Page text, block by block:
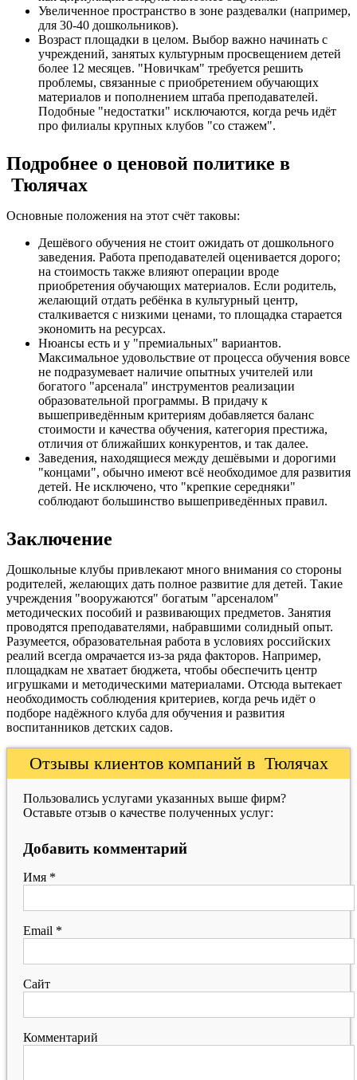
Увеличенное пространство в зоне раздевалки (например,
для 30-40 дошкольников).
Возраст площадки в целом. Выбор важно начинать с
учреждений, занятых культурным просвещением детей
более 12 месяцев. "Новичкам" требуется решить
проблемы, связанные с приобретением обучающих
материалов и пополнением штаба преподавателей.
Подобные "недостатки" исключаются, когда речь идёт
про филиалы крупных клубов "со стажем".
Подробнее о ценовой политике в
Тюлячах
Основные положения на этот счёт таковы:
Дешёвого обучения не стоит ожидать от дошкольного
заведения. Работа преподавателей оценивается дорого;
на стоимость также влияют операции вроде
приобретения обучающих материалов. Если родитель,
желающий отдать ребёнка в культурный центр,
сталкивается с низкими ценами, то площадка старается
экономить на ресурсах.
Нюансы есть и у "премиальных" вариантов.
Максимальное удовольствие от процесса обучения вовсе
не подразумевает наличие опытных учителей или
богатого "арсенала" инструментов реализации
образовательной программы. В придачу к
вышеприведённым критериям добавляется баланс
стоимости и качества обучения, категория престижа,
отличия от ближайших конкурентов, и так далее.
Заведения, находящиеся между дешёвыми и дорогими
"концами", обычно имеют всё необходимое для развития
детей. Не исключено, что "крепкие середняки"
соблюдают большинство вышеприведённых правил.
Заключение
Дошкольные клубы привлекают много внимания со стороны
родителей, желающих дать полное развитие для детей. Такие
учреждения "вооружаются" богатым "арсеналом"
методических пособий и развивающих предметов. Занятия
проводятся преподавателями, набравшими солидный опыт.
Разумеется, образовательная работа в условиях российских
реалий всегда омрачается из-за ряда факторов. Например,
площадкам не хватает бюджета, чтобы обеспечить центр
игрушками и методическими материалами. Отсюда вытекает
необходимость соблюдения критериев, когда речь идёт о
подборе надёжного клуба для обучения и развития
воспитанников детских садов.
Отзывы клиентов компаний в Тюлячах
Пользовались услугами указанных выше фирм?
Оставьте отзыв о качестве полученных услуг:
Добавить комментарий
Имя *
Email *
Сайт
Комментарий